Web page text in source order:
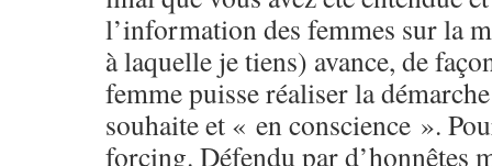
l’information des femmes sur la
à laquelle je tiens) avance, de
femme puisse réaliser la
souhaite et « en conscience ».
forcing. Défendu par d’honnêtes